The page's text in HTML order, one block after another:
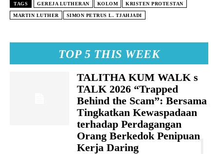
TOP 5 THIS WEEK
TALITHA KUM WALK s
TALK 2026 “Trapped
Behind the Scam”: Bersama
Tingkatkan Kewaspadaan
terhadap Perdagangan
Orang Berkedok Penipuan
Kerja Daring
TAGS GEREJA LUTHERAN KOLOM KRISTEN PROTESTAN
MARTIN LUTHER SIMON PETRUS L. TJAHJADI